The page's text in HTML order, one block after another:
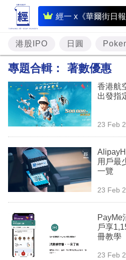
經一 x《華爾街日報
即
時
財
經
題
投
資
樓
理
港股IPO 日圓
專題合輯： 著數優惠
香港航
出發指
23 Feb
用戶最
一覽
23 Feb
PayMe
戶享1,150
冊教學
23 Feb